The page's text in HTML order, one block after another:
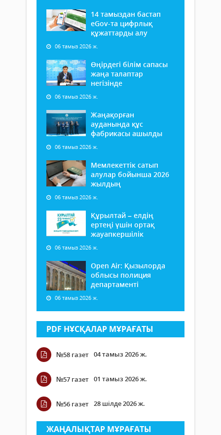
14 тамыздан бастап
еGov-та цифрлық
құжаттарды алу
06 тамыз 2026 ж.
Өңірдегі білім сапасы
жаңа талаптар
негізінде
06 тамыз 2026 ж.
Жаңақорған
ауданында құс
фабрикасы ашылды
06 тамыз 2026 ж.
Мемлекеттік сатып
алулар бойынша 2026
жылдың
06 тамыз 2026 ж.
Құрылтай – елдің
ертеңі үшін ортақ
жауапкершілік
06 тамыз 2026 ж.
Open Air: Қызылорда
облысы полиция
департаменті
06 тамыз 2026 ж.
PDF НҰСҚАЛАР МҰРАҒАТЫ
№58 газет 04 тамыз 2026 ж.
№57 газет 01 тамыз 2026 ж.
№56 газет 28 шілде 2026 ж.
ЖАҢАЛЫҚТАР МҰРАҒАТЫ